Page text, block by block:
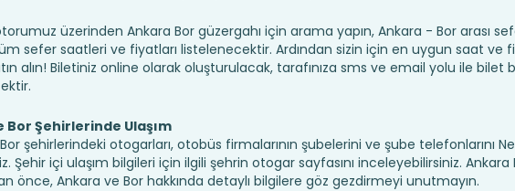
üzerinden Ankara Bor güzergahı için arama yapın, Ankara - Bor arası
sefer saatleri ve fiyatları listelenecektir. Ardından sizin için en uygun saat ve
alın! Biletiniz online olarak oluşturulacak, tarafınıza sms ve email yolu ile bilet
Bor Şehirlerinde Ulaşım
şehirlerindeki otogarları, otobüs firmalarının şubelerini ve şube telefonlarını
Şehir içi ulaşım bilgileri için ilgili şehrin otogar sayfasını inceleyebilirsiniz.
önce, Ankara ve Bor hakkında detaylı bilgilere göz gezdirmeyi unutmayın.